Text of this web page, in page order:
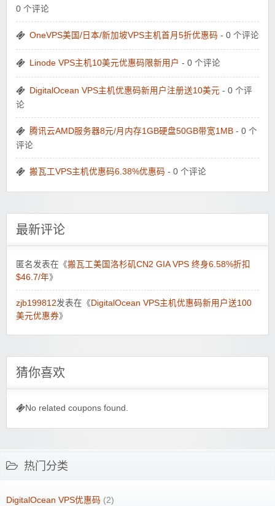
0 个评论
OneVPS美国/日本/新加坡VPS主机首月5折优惠码 - 0 个评论
Linode VPS主机10美元优惠码限新用户 - 0 个评论
DigitalOcean VPS主机优惠码新用户注册送10美元 - 0 个评
论
腾讯云AMD服务器8元/月内存1GB硬盘50GB带宽1MB - 0 个
评论
搬瓦工VPS主机优惠码6.38%优惠码 - 0 个评论
最新评论
匿名发表在《搬瓦工美国洛杉矶CN2 GIA VPS 终身6.58%折扣
$46.7/年》
zjb199812发表在《 DigitalOcean VPS主机优惠码新用户送100
美元优惠券》
猜你喜欢
No related coupons found.
热门分类
DigitalOcean VPS优惠码 (2)